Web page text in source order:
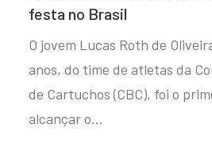
festa no Brasil
O jovem Lucas Roth de
anos, do time de atletas da
de Cartuchos (CBC), foi o
alcançar o…